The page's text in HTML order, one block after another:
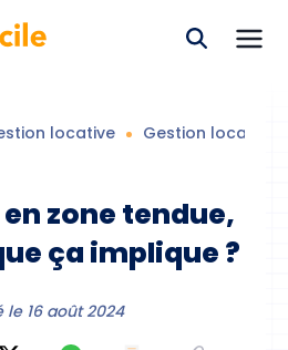
locative Gestion locative
zone tendue,
ça implique ?
le 16 août 2024